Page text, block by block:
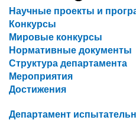
Научные проекты и
Конкурсы
Мировые конкурсы
Нормативные документы
Структура департамента
Мероприятия
Достижения
Департамент